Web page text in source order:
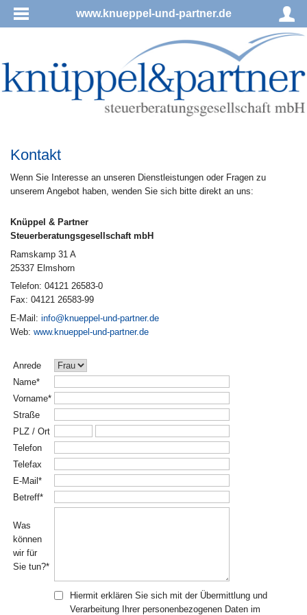
www.knueppel-und-partner.de
Kontakt
Wenn Sie Interesse an unseren Dienstleistungen oder Fragen zu
unserem Angebot haben, wenden Sie sich bitte direkt an uns:
Knüppel & Partner
Steuerberatungsgesellschaft mbH
Ramskamp 31 A
25337 Elmshorn
Telefon: 04121 26583-0
Fax: 04121 26583-99
E-Mail: info@knueppel-und-partner.de
Web: www.knueppel-und-partner.de
Anrede
Name*
Vorname*
Straße
PLZ / Ort
Telefon
Telefax
E-Mail*
Betreff*
Was
können
wir für
Sie tun?*
Hiermit erklären Sie sich mit der Übermittlung und
Verarbeitung Ihrer personenbezogenen Daten im